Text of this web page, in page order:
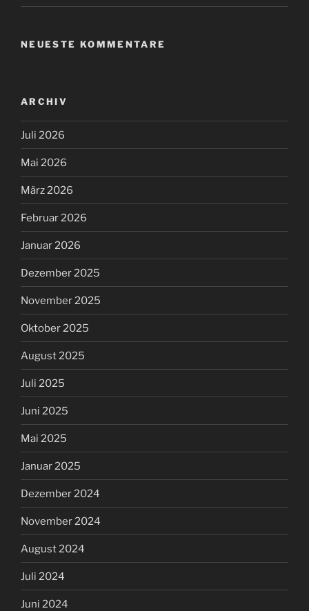
NEUESTE KOMMENTARE
ARCHIV
Juli 2026
Mai 2026
März 2026
Februar 2026
Januar 2026
Dezember 2025
November 2025
Oktober 2025
August 2025
Juli 2025
Juni 2025
Mai 2025
Januar 2025
Dezember 2024
November 2024
August 2024
Juli 2024
Juni 2024